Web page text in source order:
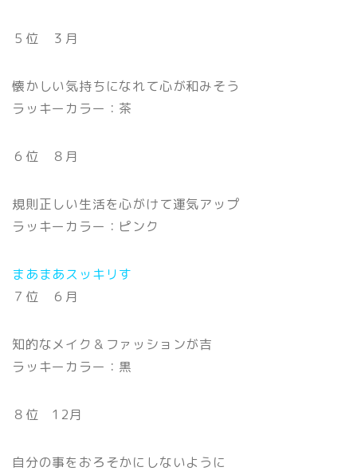
５位 ３月
懐かしい気持ちになれて心が和みそう
ラッキーカラー：茶
６位 ８月
規則正しい生活を心がけて運気アップ
ラッキーカラー：ピンク
まあまあスッキリす
７位 ６月
知的なメイク＆ファッションが吉
ラッキーカラー：黒
８位 12月
自分の事をおろそかにしないように